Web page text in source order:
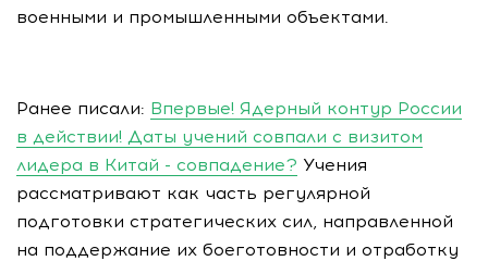
военными и промышленными объектами.
Ранее писали: Впервые! Ядерный контур России
в действии! Даты учений совпали с визитом
лидера в Китай - совпадение? Учения
рассматривают как часть регулярной
подготовки стратегических сил, направленной
на поддержание их боеготовности и отработку